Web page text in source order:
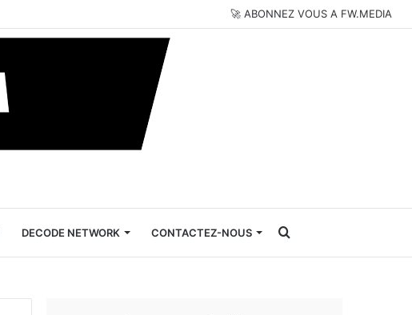
🚀 ABONNEZ VOUS A FW.MEDIA
DECODE NETWORK CONTACTEZ-NOUS Rechercher